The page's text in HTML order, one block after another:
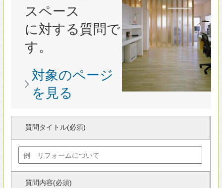
を見る
質問タイトル(必須)
質問内容(必須)
カテゴリー(必須)
ニックネーム(必須)